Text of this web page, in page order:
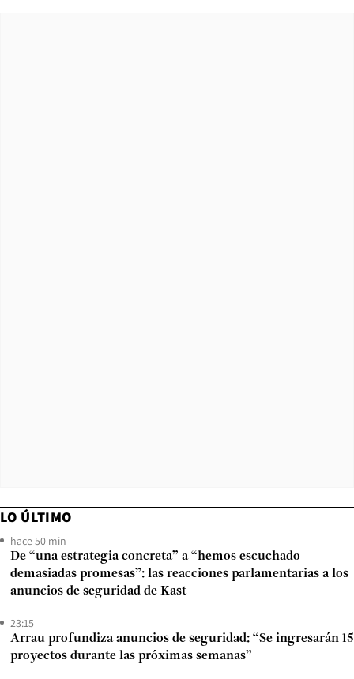
LO ÚLTIMO
hace 50 min
De “una estrategia concreta” a “hemos escuchado
demasiadas promesas”: las reacciones parlamentarias a los
anuncios de seguridad de Kast
23:15
Arrau profundiza anuncios de seguridad: “Se ingresarán 15
proyectos durante las próximas semanas”